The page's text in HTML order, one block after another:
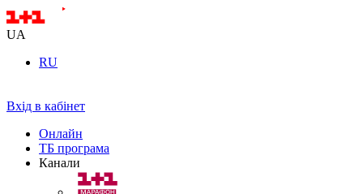
UA
RU
Вхід в кабінет
Онлайн
ТБ програма
Канали